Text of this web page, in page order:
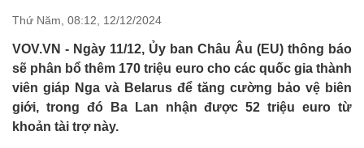
Thứ Năm, 08:12, 12/12/2024
VOV.VN - Ngày 11/12, Ủy ban Châu Âu (EU) thông báo
sẽ phân bổ thêm 170 triệu euro cho các quốc gia thành
viên giáp Nga và Belarus để tăng cường bảo vệ biên
giới, trong đó Ba Lan nhận được 52 triệu euro từ
khoản tài trợ này.